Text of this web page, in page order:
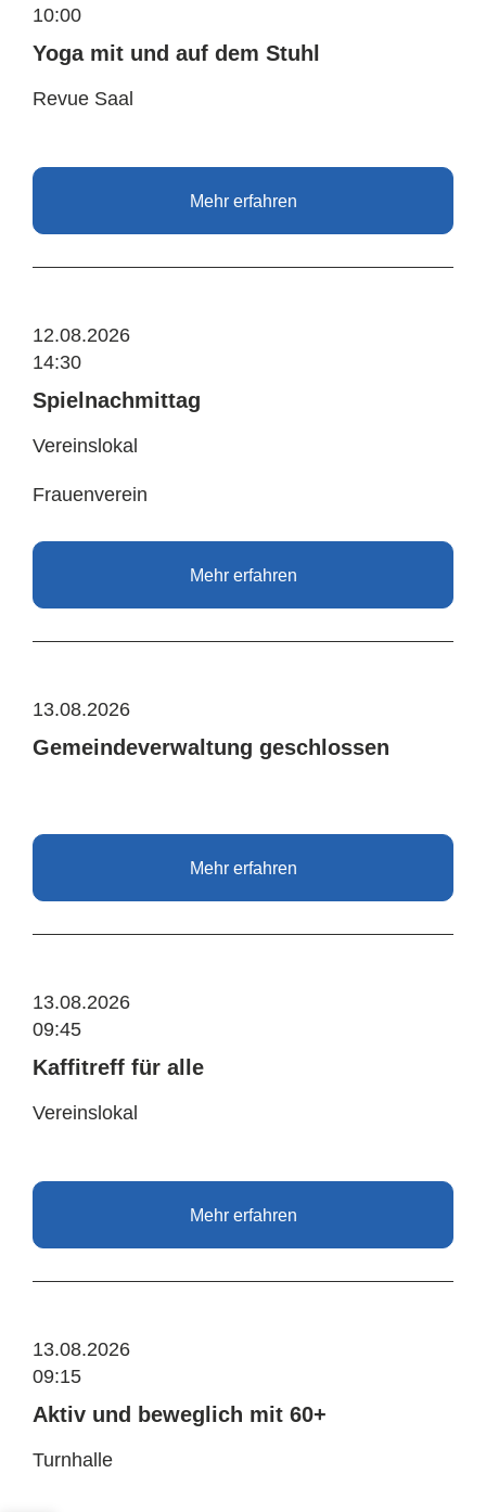
10:00
Yoga mit und auf dem Stuhl
Revue Saal
Mehr erfahren
12.08.2026
14:30
Spielnachmittag
Vereinslokal
Frauenverein
Mehr erfahren
13.08.2026
Gemeindeverwaltung geschlossen
Mehr erfahren
13.08.2026
09:45
Kaffitreff für alle
Vereinslokal
Mehr erfahren
13.08.2026
09:15
Aktiv und beweglich mit 60+
Turnhalle